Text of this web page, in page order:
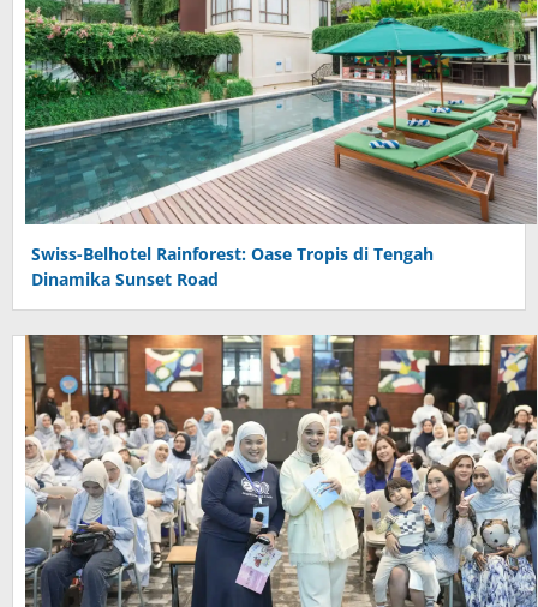
Swiss-Belhotel Rainforest: Oase Tropis di Tengah
Dinamika Sunset Road